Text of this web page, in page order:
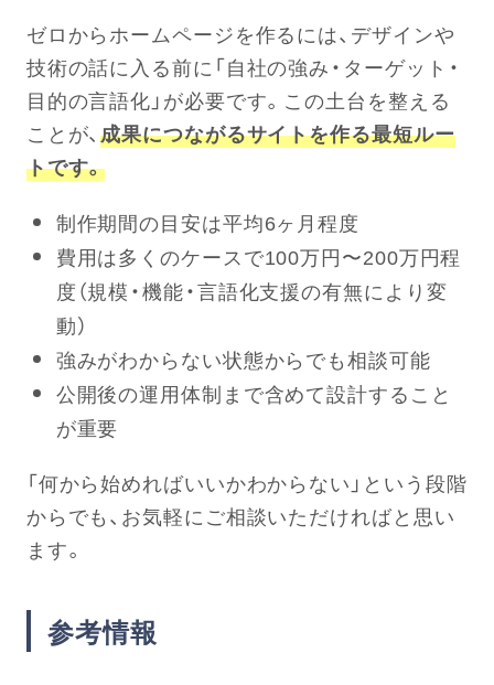
ゼロからホームページを作るには、デザインや
技術の話に入る前に「自社の強み・ターゲット・
目的の言語化」が必要です。この土台を整える
ことが、成果につながるサイトを作る最短ルー
トです。
制作期間の目安は平均6ヶ月程度
費用は多くのケースで100万円〜200万円程
度（規模・機能・言語化支援の有無により変
動）
強みがわからない状態からでも相談可能
公開後の運用体制まで含めて設計すること
が重要
「何から始めればいいかわからない」という段階
からでも、お気軽にご相談いただければと思い
ます。
参考情報